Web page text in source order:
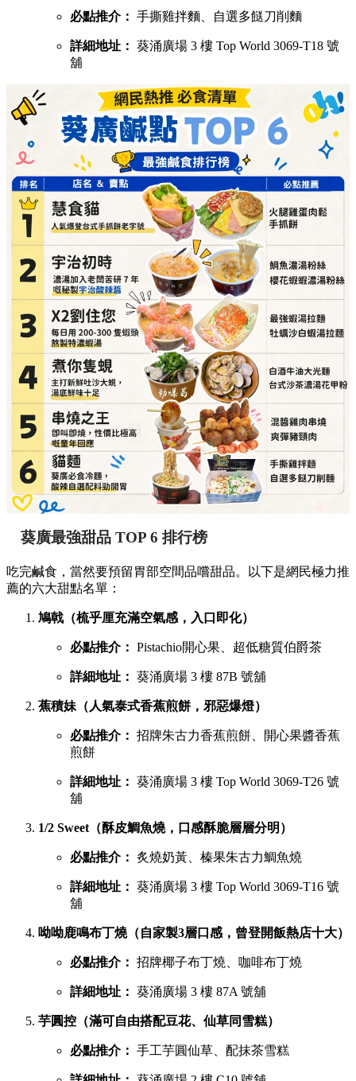
必點推介： 手撕雞拌麵、自選多餸刀削麵
詳細地址： 葵涌廣場 3 樓 Top World 3069-T18 號
舖
葵廣最強甜品 TOP 6 排行榜
吃完鹹食，當然要預留胃部空間品嚐甜品。以下是網民極力推
薦的六大甜點名單：
鳩戟（梳乎厘充滿空氣感，入口即化）
必點推介： Pistachio開心果、超低糖質伯爵茶
詳細地址： 葵涌廣場 3 樓 87B 號舖
蕉積妹（人氣泰式香蕉煎餅，邪惡爆燈）
必點推介： 招牌朱古力香蕉煎餅、開心果醬香蕉
煎餅
詳細地址： 葵涌廣場 3 樓 Top World 3069-T26 號
舖
1/2 Sweet（酥皮鯛魚燒，口感酥脆層層分明）
必點推介： 炙燒奶黃、榛果朱古力鯛魚燒
詳細地址： 葵涌廣場 3 樓 Top World 3069-T16 號
舖
呦呦鹿鳴布丁燒（自家製3層口感，曾登開飯熱店十大）
必點推介： 招牌椰子布丁燒、咖啡布丁燒
詳細地址： 葵涌廣場 3 樓 87A 號舖
芋圓控（滿可自由搭配豆花、仙草同雪糕）
必點推介： 手工芋圓仙草、配抹茶雪糕